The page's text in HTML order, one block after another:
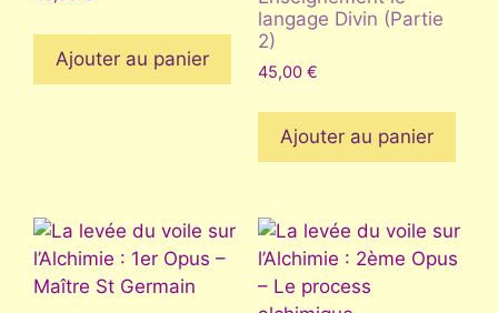
Ajouter au panier
langage Divin (Partie
2)
45,00 €
Ajouter au panier